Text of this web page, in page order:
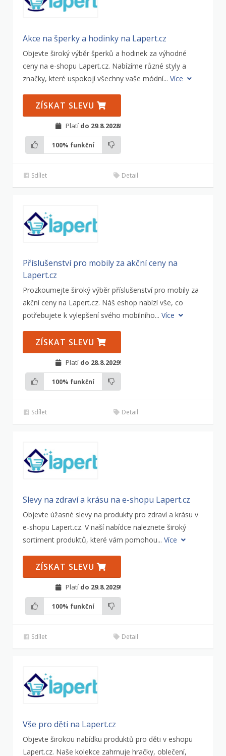
Akce na šperky a hodinky na Lapert.cz
Objevte široký výběr šperků a hodinek za výhodné
ceny na e-shopu Lapert.cz. Nabízíme různé styly a
značky, které uspokojí všechny vaše módní... Více
ZÍSKAT SLEVU
Platí do 29.8.2028!
100% funkční
Sdílet Detail
Příslušenství pro mobily za akční ceny na
Lapert.cz
Prozkoumejte široký výběr příslušenství pro mobily za
akční ceny na Lapert.cz. Náš eshop nabízí vše, co
potřebujete k vylepšení svého mobilního... Více
ZÍSKAT SLEVU
Platí do 28.8.2029!
100% funkční
Sdílet Detail
Slevy na zdraví a krásu na e-shopu Lapert.cz
Objevte úžasné slevy na produkty pro zdraví a krásu v
e-shopu Lapert.cz. V naší nabídce naleznete široký
sortiment produktů, které vám pomohou... Více
ZÍSKAT SLEVU
Platí do 29.8.2029!
100% funkční
Sdílet Detail
Vše pro děti na Lapert.cz
Objevte širokou nabídku produktů pro děti v eshopu
Lapert.cz. Naše kolekce zahrnuje hračky, oblečení,